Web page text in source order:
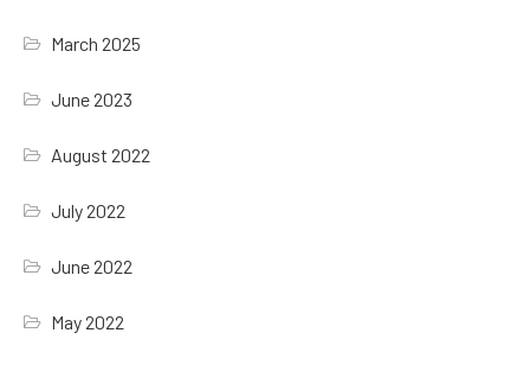
March 2025
June 2023
August 2022
July 2022
June 2022
May 2022